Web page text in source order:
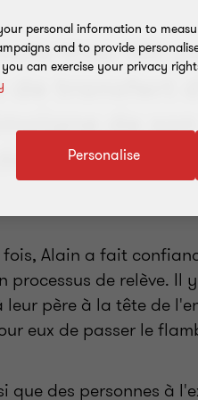
trop tôt
transfert
de
Marché
fois, Alain a fait
processus de relève. Il
leur père à la tête de
eux de passer le
que des personnes à
personal information to
and to provide
can exercise your privacy
Personalise